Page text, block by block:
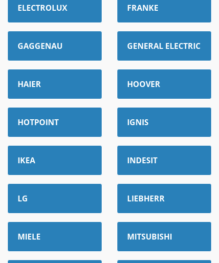
ELECTROLUX FRANKE
GAGGENAU GENERAL ELECTRIC
HAIER HOOVER
HOTPOINT IGNIS
IKEA INDESIT
LG LIEBHERR
MIELE MITSUBISHI